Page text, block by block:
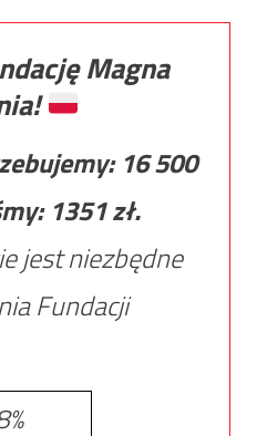
Magna
16 500
1351zł.
jest niezbędne
Fundacji